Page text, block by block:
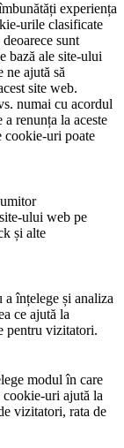
experiența
urile clasificate
sunt
bază ale site-ului
ne ajută să
site web.
numai cu acordul
renunța la aceste
cookie-uri poate
ului web pe
și alte
înțelege și analiza
ce ajută la
pentru vizitatori.
modul în care
uri ajută la
vizitatori, rata de